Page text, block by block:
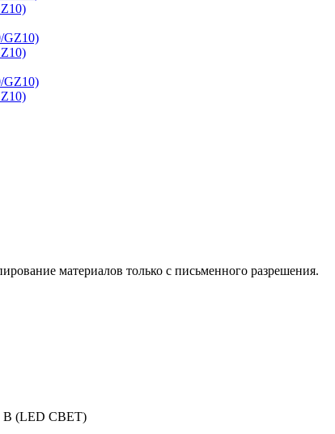
материалов только с письменного разрешения.
В (LED СВЕТ)